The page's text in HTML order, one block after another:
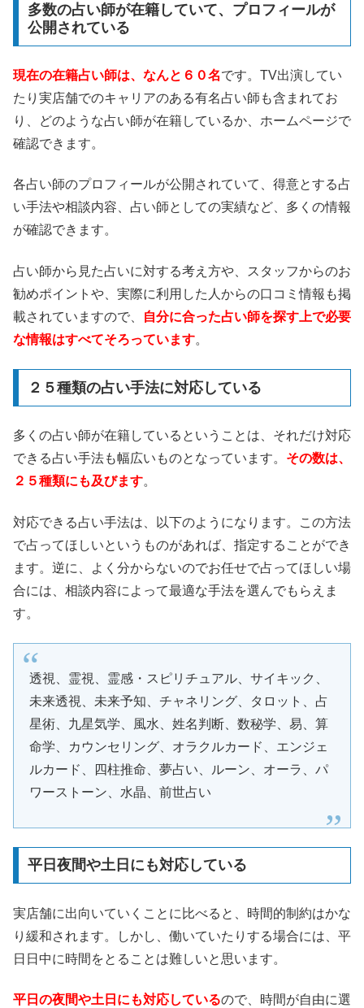
多数の占い師が在籍していて、プロフィールが
公開されている
現在の在籍占い師は、なんと６０名です。TV出演してい
たり実店舗でのキャリアのある有名占い師も含まれてお
り、どのような占い師が在籍しているか、ホームページで
確認できます。
各占い師のプロフィールが公開されていて、得意とする占
い手法や相談内容、占い師としての実績など、多くの情報
が確認できます。
占い師から見た占いに対する考え方や、スタッフからのお
勧めポイントや、実際に利用した人からの口コミ情報も掲
載されていますので、
自分に合った占い師を探す上で必要
な情報はすべてそろっています。
２５種類の占い手法に対応している
多くの占い師が在籍しているということは、それだけ対応
できる占い手法も幅広いものとなっています。 その数は、
２５種類にも及びます。
対応できる占い手法は、以下のようになります。この方法
で占ってほしいというものがあれば、指定することができ
ます。逆に、よく分からないのでお任せで占ってほしい場
合には、相談内容によって最適な手法を選んでもらえま
す。
透視、霊視、霊感・スピリチュアル、サイキック、
未来透視、未来予知、チャネリング、タロット、占
星術、九星気学、風水、姓名判断、数秘学、易、算
命学、カウンセリング、オラクルカード、エンジェ
ルカード、四柱推命、夢占い、ルーン、オーラ、パ
ワーストーン、水晶、前世占い
平日夜間や土日にも対応している
実店舗に出向いていくことに比べると、時間的制約はかな
り緩和されます。しかし、働いていたりする場合には、平
日日中に時間をとることは難しいと思います。
平日の夜間や土日にも対応しているので、時間が自由に選